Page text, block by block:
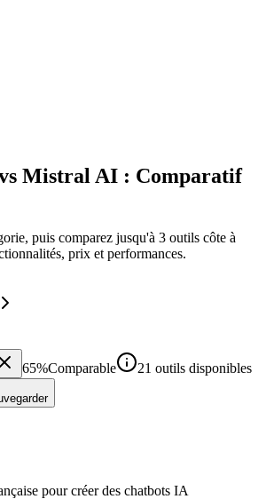
Mistral AI : Comparatif
puis comparez jusqu'à 3 outils côte à
prix et performances.
65%Comparable 21 outils disponibles
pour créer des chatbots IA